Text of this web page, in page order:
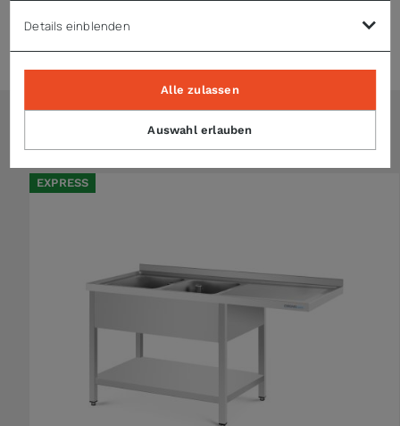
Ähnliche Artikel
EXPRESS
Details einblenden
Auswahl erlauben
Alle zulassen